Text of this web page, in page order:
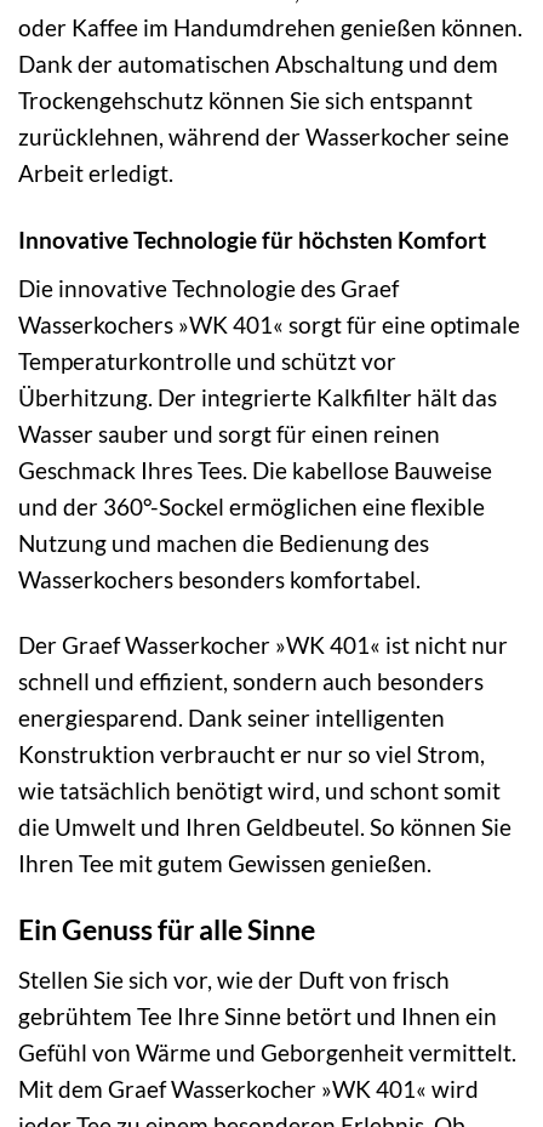
oder Kaffee im Handumdrehen genießen können.
Dank der automatischen Abschaltung und dem
Trockengehschutz können Sie sich entspannt
zurücklehnen, während der Wasserkocher seine
Arbeit erledigt.
Innovative Technologie für höchsten Komfort
Die innovative Technologie des Graef
Wasserkochers »WK 401« sorgt für eine optimale
Temperaturkontrolle und schützt vor
Überhitzung. Der integrierte Kalkfilter hält das
Wasser sauber und sorgt für einen reinen
Geschmack Ihres Tees. Die kabellose Bauweise
und der 360°-Sockel ermöglichen eine flexible
Nutzung und machen die Bedienung des
Wasserkochers besonders komfortabel.
Der Graef Wasserkocher »WK 401« ist nicht nur
schnell und effizient, sondern auch besonders
energiesparend. Dank seiner intelligenten
Konstruktion verbraucht er nur so viel Strom,
wie tatsächlich benötigt wird, und schont somit
die Umwelt und Ihren Geldbeutel. So können Sie
Ihren Tee mit gutem Gewissen genießen.
Ein Genuss für alle Sinne
Stellen Sie sich vor, wie der Duft von frisch
gebrühtem Tee Ihre Sinne betört und Ihnen ein
Gefühl von Wärme und Geborgenheit vermittelt.
Mit dem Graef Wasserkocher »WK 401« wird